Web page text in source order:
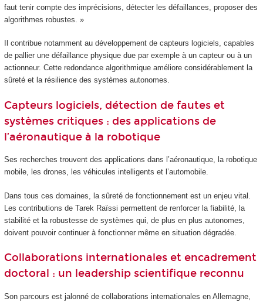
faut tenir compte des imprécisions, détecter les défaillances, proposer des
algorithmes robustes. »
Il contribue notamment au développement de capteurs logiciels, capables
de pallier une défaillance physique due par exemple à un capteur ou à un
actionneur. Cette redondance algorithmique améliore considérablement la
sûreté et la résilience des systèmes autonomes.
Capteurs logiciels, détection de fautes et
systèmes critiques : des applications de
l’aéronautique à la robotique
Ses recherches trouvent des applications dans l’aéronautique, la robotique
mobile, les drones, les véhicules intelligents et l’automobile.
Dans tous ces domaines, la sûreté de fonctionnement est un enjeu vital.
Les contributions de Tarek Raïssi permettent de renforcer la fiabilité, la
stabilité et la robustesse de systèmes qui, de plus en plus autonomes,
doivent pouvoir continuer à fonctionner même en situation dégradée.
Collaborations internationales et encadrement
doctoral : un leadership scientifique reconnu
Son parcours est jalonné de collaborations internationales en Allemagne,